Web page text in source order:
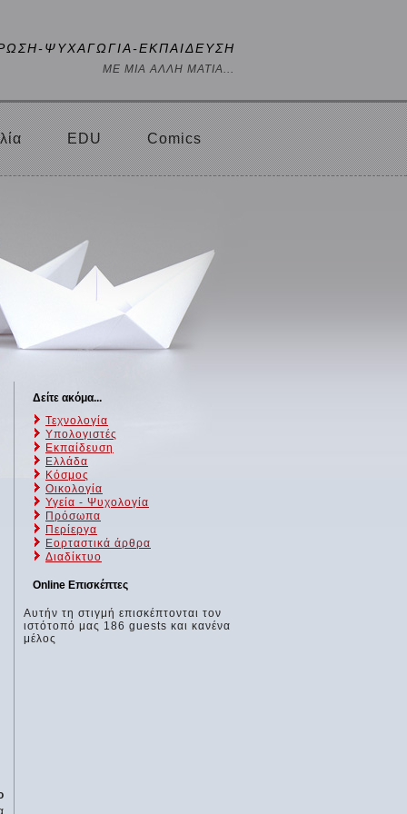
ΨΥΧΑΓΩΓΙΑ-ΕΚΠΑΙΔΕΥΣΗ
ΜΕ ΜΙΑ ΑΛΛΗ ΜΑΤΙΑ...
EDU Comics
Δείτε ακόμα...
Τεχνολογία
Υπολογιστές
Εκπαίδευση
Ελλάδα
Κόσμος
Οικολογία
Υγεία - Ψυχολογία
Πρόσωπα
Περίεργα
Εορταστικά άρθρα
Διαδίκτυο
Online Επισκέπτες
Αυτήν τη στιγμή επισκέπτονται τον
ιστότοπό μας 186 guests και κανένα
μέλος